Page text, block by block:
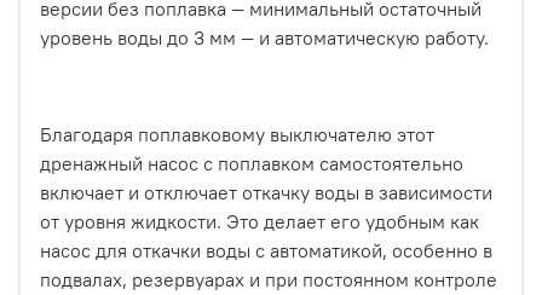
версии без поплавка — минимальный остаточный
уровень воды до 3 мм — и автоматическую работу.
Благодаря поплавковому выключателю этот
дренажный насос с поплавком самостоятельно
включает и отключает откачку воды в зависимости
от уровня жидкости. Это делает его удобным как
насос для откачки воды с автоматикой, особенно в
подвалах, резервуарах и при постоянном контроле